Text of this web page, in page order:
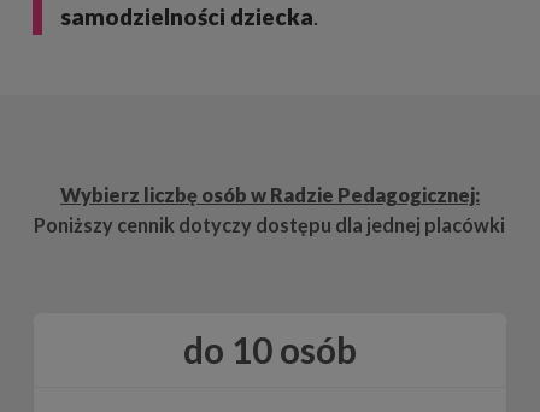
samodzielności dziecka.
Wybierz liczbę osób w Radzie Pedagogicznej:
Poniższy cennik dotyczy dostępu dla jednej placówki
do 10 osób